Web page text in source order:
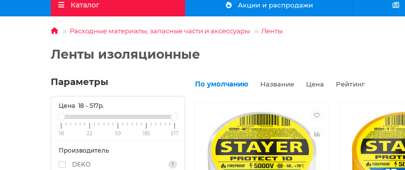
Каталог Акции и распродажи
Расходные материалы, запасные части и аксессуары Ленты
Ленты изоляционные
Параметры
Цена 18 - 517р.
18 22 59 185 517
Производитель
DEKO
1
По умолчанию Название Цена Рейтинг